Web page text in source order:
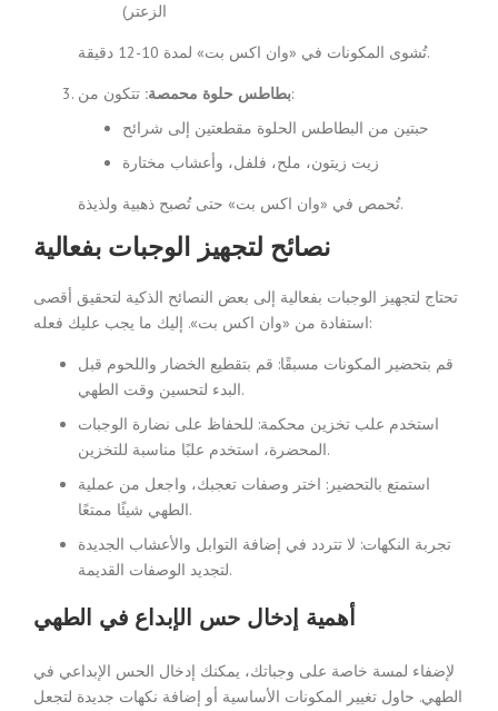
الزعتر)
تُشوى المكونات في «وان اكس بت» لمدة 10-12 دقيقة.
بطاطس حلوة محمصة:تتكون من:
حبتين من البطاطس الحلوة مقطعتين إلى شرائح
زيت زيتون، ملح، فلفل، وأعشاب مختارة
تُحمص في «وان اكس بت» حتى تُصبح ذهبية ولذيذة.
نصائح لتجهيز الوجبات بفعالية
تحتاج لتجهيز الوجبات بفعالية إلى بعض النصائح الذكية لتحقيق أقصى
استفادة من «وان اكس بت». إليك ما يجب عليك فعله:
قم بتحضير المكونات مسبقًا: قم بتقطيع الخضار واللحوم قبل
البدء لتحسين وقت الطهي.
استخدم علب تخزين محكمة: للحفاظ على نضارة الوجبات
المحضرة، استخدم علبًا مناسبة للتخزين.
استمتع بالتحضير: اختر وصفات تعجبك، واجعل من عملية
الطهي شيئًا ممتعًا.
تجربة النكهات: لا تتردد في إضافة التوابل والأعشاب الجديدة
لتجديد الوصفات القديمة.
أهمية إدخال حس الإبداع في الطهي
لإضفاء لمسة خاصة على وجباتك، يمكنك إدخال الحس الإبداعي في
الطهي. حاول تغيير المكونات الأساسية أو إضافة نكهات جديدة لتجعل